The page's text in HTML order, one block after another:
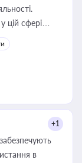
цій сфері
або
оренди
+1
в